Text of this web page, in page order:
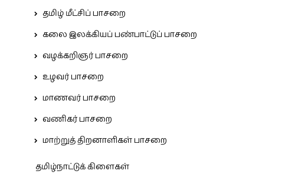
தமிழ் மீட்சிப் பாசறை
கலை இலக்கியப் பண்பாட்டுப் பாசறை
வழக்கறிஞர் பாசறை
உழவர் பாசறை
மாணவர் பாசறை
வணிகர் பாசறை
மாற்றுத் திறனாளிகள் பாசறை
தமிழ்நாட்டுக் கிளைகள்